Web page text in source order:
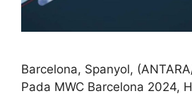
Barcelona, Spanyol,
Pada MWC Barcelona 2024,